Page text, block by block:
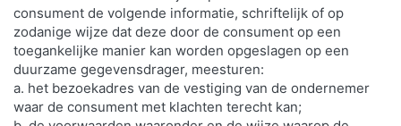
consument de volgende informatie, schriftelijk of op
zodanige wijze dat deze door de consument op een
toegankelijke manier kan worden opgeslagen op een
duurzame gegevensdrager, meesturen:
a. het bezoekadres van de vestiging van de ondernemer
waar de consument met klachten terecht kan;